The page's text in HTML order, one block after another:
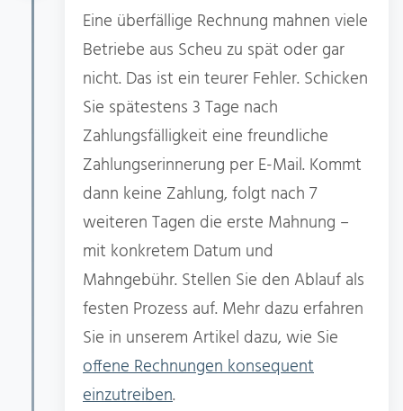
Eine überfällige Rechnung mahnen viele
Betriebe aus Scheu zu spät oder gar
nicht. Das ist ein teurer Fehler. Schicken
Sie spätestens 3 Tage nach
Zahlungsfälligkeit eine freundliche
Zahlungserinnerung per E-Mail. Kommt
dann keine Zahlung, folgt nach 7
weiteren Tagen die erste Mahnung –
mit konkretem Datum und
Mahngebühr. Stellen Sie den Ablauf als
festen Prozess auf. Mehr dazu erfahren
Sie in unserem Artikel dazu, wie Sie
offene Rechnungen konsequent
einzutreiben.